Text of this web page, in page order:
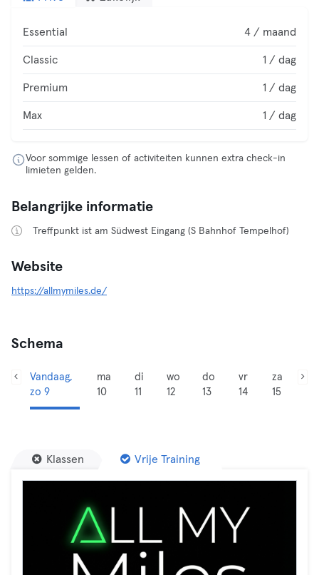
Essential 4 / maand
Classic 1 / dag
Premium 1 / dag
Max 1 / dag
Voor sommige lessen of activiteiten kunnen extra check-in
limieten gelden.
Belangrijke informatie
Treffpunkt ist am Südwest Eingang (S Bahnhof Tempelhof)
Website
https://allmymiles.de/
Schema
Vandaag,
zo 9
ma
10
di
11
wo
12
do
13
vr
14
za
15
Klassen Vrije Training